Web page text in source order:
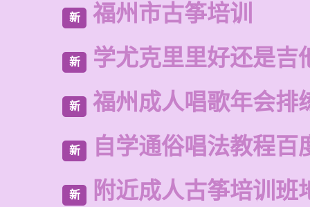
新 福州市古筝培训
新 学尤克里里好还是吉
新 福州成人唱歌年会排
新 自学通俗唱法教程百
新 附近成人古筝培训班